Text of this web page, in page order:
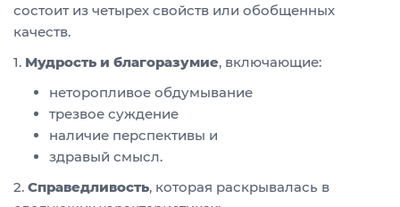
состоит из четырех свойств или обобщенных
качеств.
1. Мудрость и благоразумие, включающие:
неторопливое обдумывание
трезвое суждение
наличие перспективы и
здравый смысл.
2. Справедливость, которая раскрывалась в